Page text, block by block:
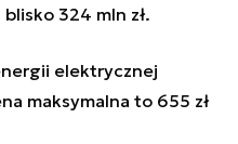
324 mln zł.
elektrycznej
maksymalna to 655 zł